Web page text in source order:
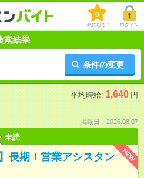
0
気になる！ ログイン
索結果
条件の変更
平均時給: 1,640 円
掲載日：2026.08.07
未読
NEW
長期！営業アシスタン